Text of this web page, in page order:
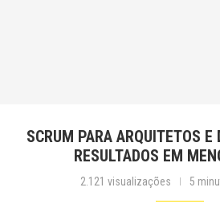
SCRUM PARA ARQUITETOS E
RESULTADOS EM
2.121 visualizações 5